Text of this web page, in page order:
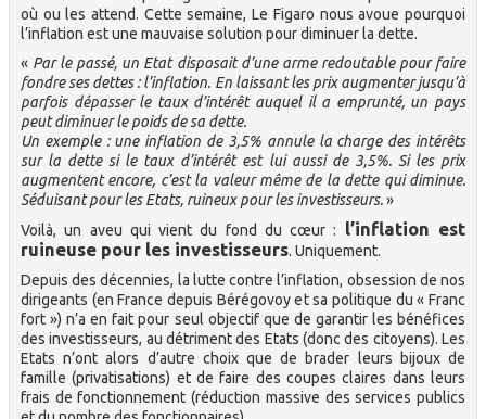
où ou les attend. Cette semaine, Le Figaro nous avoue pourquoi
l’inflation est une mauvaise solution pour diminuer la dette.
« Par le passé, un Etat disposait d’une arme redoutable pour faire
fondre ses dettes : l’inflation. En laissant les prix augmenter jusqu’à
parfois dépasser le taux d’intérêt auquel il a emprunté, un pays
peut diminuer le poids de sa dette.
Un exemple : une inflation de 3,5% annule la charge des intérêts
sur la dette si le taux d’intérêt est lui aussi de 3,5%. Si les prix
augmentent encore, c’est la valeur même de la dette qui diminue.
Séduisant pour les Etats, ruineux pour les investisseurs.»
Voilà, un aveu qui vient du fond du cœur : l’inflation est
ruineuse pour les investisseurs. Uniquement.
Depuis des décennies, la lutte contre l’inflation, obsession de nos
dirigeants (en France depuis Bérégovoy et sa politique du « Franc
fort ») n’a en fait pour seul objectif que de garantir les bénéfices
des investisseurs, au détriment des Etats (donc des citoyens). Les
Etats n’ont alors d’autre choix que de brader leurs bijoux de
famille (privatisations) et de faire des coupes claires dans leurs
frais de fonctionnement (réduction massive des services publics